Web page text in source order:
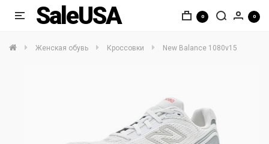
SaleUSA 0 0
Женская обувь Кроссовки New Balance 1080v15